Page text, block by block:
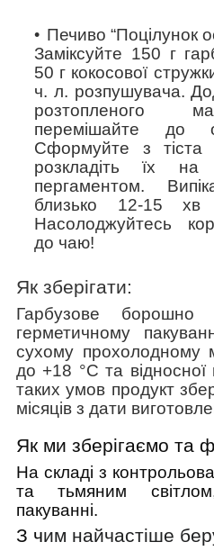
Печиво “Поцілунок
Заміксуйте 150 г
50 г кокосової
ч. л. розпушувача.
розтопленого
перемішайте до
Сформуйте з тіста
розкладіть їх на
пергаментом.
близько 12-15 хв
Насолоджуйтесь
до чаю!
Як зберігати:
Гарбузове
герметичному
сухому прохолодному
до +18 °C та
таких умов продукт
місяців з дати
Як ми зберігаємо та
На складі з
та тьмяним
пакуванні.
З чим найчастіше